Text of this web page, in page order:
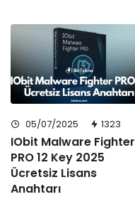
05/07/2025 1323
IObit Malware Fighter
PRO 12 Key 2025
Ücretsiz Lisans
Anahtarı